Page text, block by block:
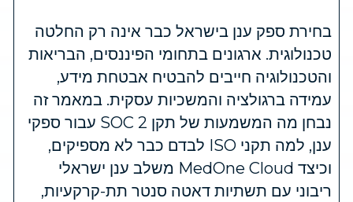
בחירת ספק ענן בישראל כבר אינה רק החלטה
טכנולוגית. ארגונים בתחומי הפיננסים, הבריאות
והטכנולוגיה חייבים להבטיח אבטחת מידע,
עמידה ברגולציה והמשכיות עסקית. במאמר זה
נבחן מה המשמעות של תקן SOC 2 עבור ספקי
ענן, למה תקני ISO לבדם כבר לא מספיקים,
וכיצד MedOne Cloud משלב ענן ישראלי
ריבוני עם תשתיות דאטה סנטר תת-קרקעיות,